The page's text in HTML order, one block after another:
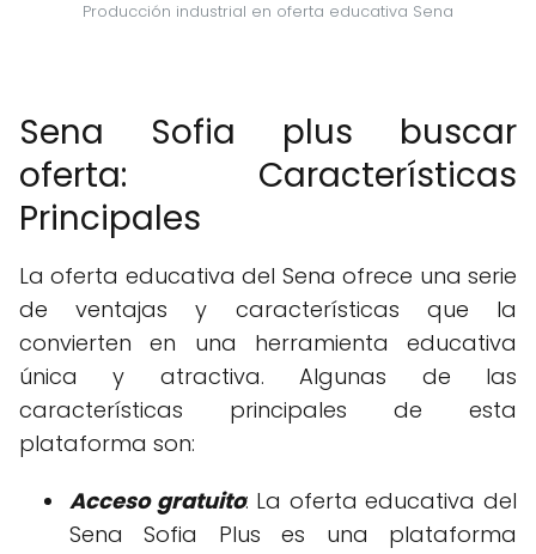
Producción industrial en oferta educativa Sena
Sena Sofia plus buscar
oferta: Características
Principales
La oferta educativa del Sena ofrece una serie
de ventajas y características que la
convierten en una herramienta educativa
única y atractiva. Algunas de las
características principales de esta
plataforma son:
Acceso gratuito: La oferta educativa del
Sena Sofia Plus es una plataforma